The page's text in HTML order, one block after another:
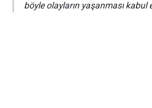
böyle olayların yaşanması kabul